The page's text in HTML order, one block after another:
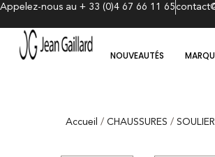
Appelez-nous au + 33 (0)4 67 66 11 65
NOUVEAUTÉS
Accueil /CHAUSSURES /